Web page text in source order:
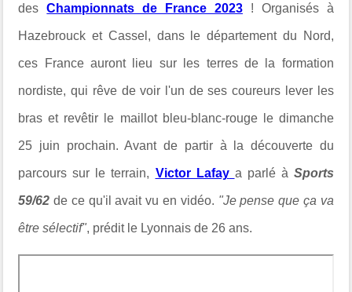
desChampionnats de France 2023! Organisés à
Hazebrouck et Cassel, dans le département du Nord,
ces France auront lieu sur les terres de la formation
nordiste, qui rêve de voir l'un de ses coureurs lever les
bras et revêtir le maillot bleu-blanc-rouge le dimanche
25 juin prochain. Avant de partir à la découverte du
parcours sur le terrain, Victor Lafay a parlé à Sports
59/62 de ce qu'il avait vu en vidéo. "Je pense que ça va
être sélectif", prédit le Lyonnais de 26 ans.